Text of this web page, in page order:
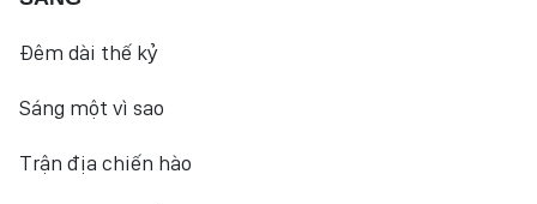
Đêm dài thế kỷ
Sáng một vì sao
Trận địa chiến hào